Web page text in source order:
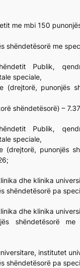
me mbi 150
shëndetësorë me
Publik,
speciale,
(drejtorë, punonjës
shëndetësorë) –
Publik,
speciale,
(drejtorë, punonjës
dhe klinika
shëndetësorë pa
dhe klinika
shëndetësorë
institutet
shëndetësorë pa